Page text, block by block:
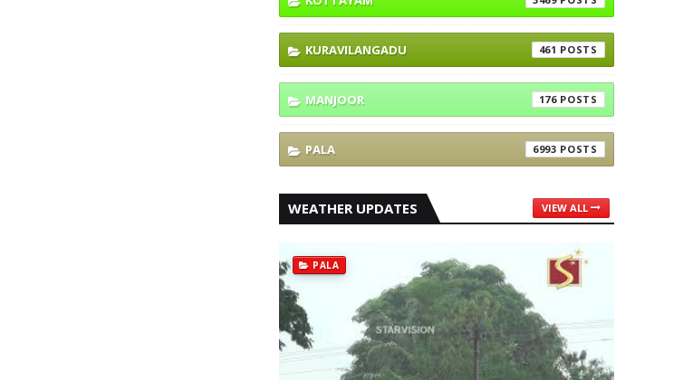
KURAVILANGADU 461
MANJOOR 176
PALA 6993
WEATHER UPDATES VIEW ALL
PALA